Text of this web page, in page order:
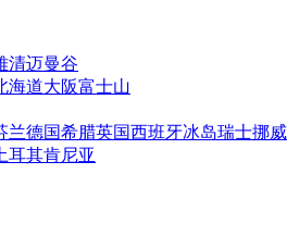
清迈曼谷
海道大阪富士山
兰德国希腊英国西班牙冰岛瑞士挪威
耳其肯尼亚